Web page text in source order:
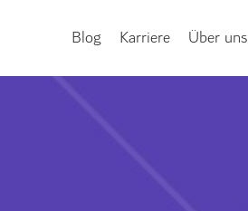
Blog Karriere Über uns